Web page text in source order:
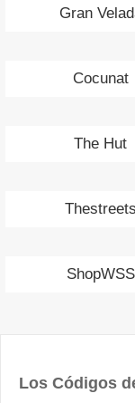
Gran
Cocunat
The Hut
Thestreets
ShopWSS
Los Códigos